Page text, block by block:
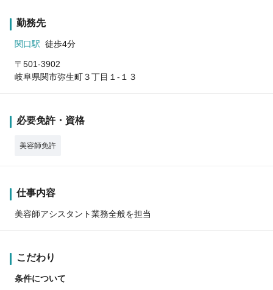
勤務先
関口駅 徒歩4分
〒501-3902
岐阜県関市弥生町３丁目１‐１３
必要免許・資格
美容師免許
仕事内容
美容師アシスタント業務全般を担当
こだわり
条件について